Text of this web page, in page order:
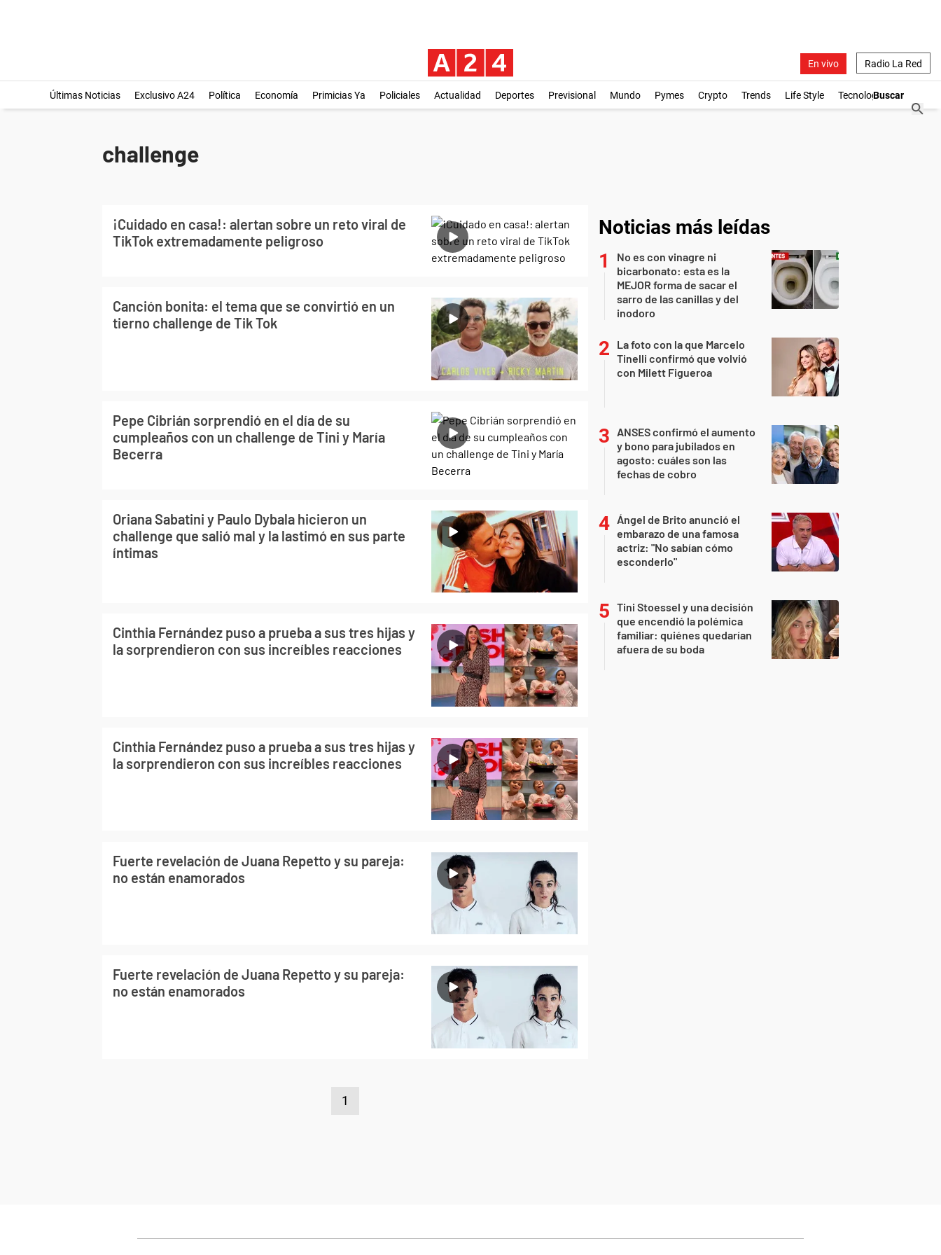
En vivo Radio La Red
Últimas Noticias Exclusivo A24 Política Economía Primicias Ya Policiales Actualidad Deportes Previsional Mundo Pymes Crypto Trends Life Style Tecnología
challenge
¡Cuidado en casa!: alertan sobre un reto viral de
TikTok extremadamente peligroso
Canción bonita: el tema que se convirtió en un
tierno challenge de Tik Tok
Pepe Cibrián sorprendió en el día de su
cumpleaños con un challenge de Tini y María
Becerra
Oriana Sabatini y Paulo Dybala hicieron un
challenge que salió mal y la lastimó en sus parte
íntimas
Cinthia Fernández puso a prueba a sus tres hijas y
la sorprendieron con sus increíbles reacciones
Cinthia Fernández puso a prueba a sus tres hijas y
la sorprendieron con sus increíbles reacciones
Fuerte revelación de Juana Repetto y su pareja:
no están enamorados
Fuerte revelación de Juana Repetto y su pareja:
no están enamorados
1
Noticias más leídas
No es con vinagre ni
bicarbonato: esta es la
MEJOR forma de sacar el
sarro de las canillas y del
inodoro
La foto con la que Marcelo
Tinelli confirmó que volvió
con Milett Figueroa
ANSES confirmó el aumento
y bono para jubilados en
agosto: cuáles son las
fechas de cobro
Ángel de Brito anunció el
embarazo de una famosa
actriz: "No sabían cómo
esconderlo"
Tini Stoessel y una decisión
que encendió la polémica
familiar: quiénes quedarían
afuera de su boda